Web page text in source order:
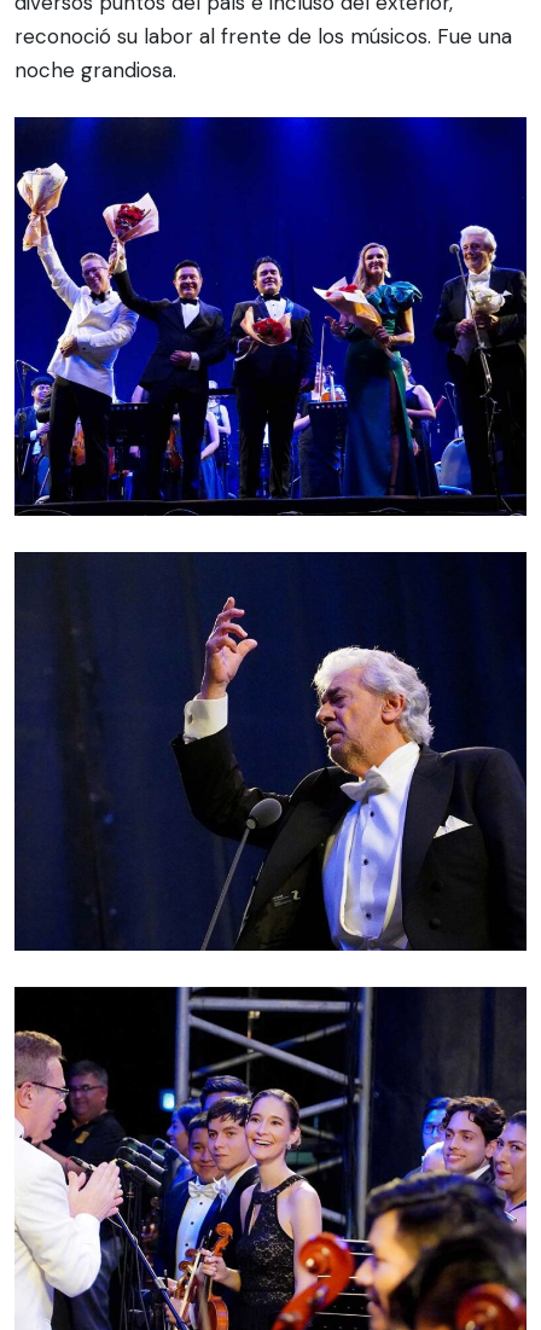
reconoció su labor al frente de los músicos. Fue una
noche grandiosa.